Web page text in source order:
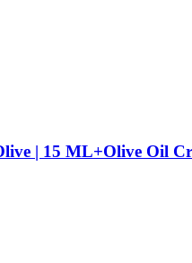
| 15 ML+Olive Oil